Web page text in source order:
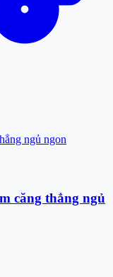
căng thẳng ngủ